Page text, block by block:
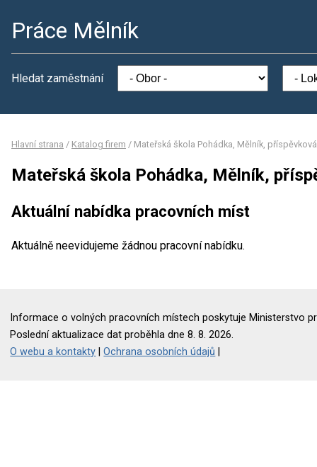
Práce Mělník
Hledat zaměstnání
Hlavní strana / Katalog firem / Mateřská škola Pohádka, Mělník,
Mateřská škola Pohádka, Mělník,
Aktuální nabídka pracovních míst
Aktuálně neevidujeme žádnou pracovní nabídku.
Informace o volných pracovních místech poskytuje Ministerstvo
Poslední aktualizace dat proběhla dne 8. 8. 2026.
O webu a kontakty |Ochrana osobních údajů